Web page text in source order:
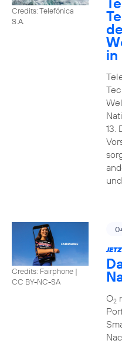
Credits: Telefónica
S.A.
in
13.
Credits: Fairphone |
CC BY-NC-SA
O2